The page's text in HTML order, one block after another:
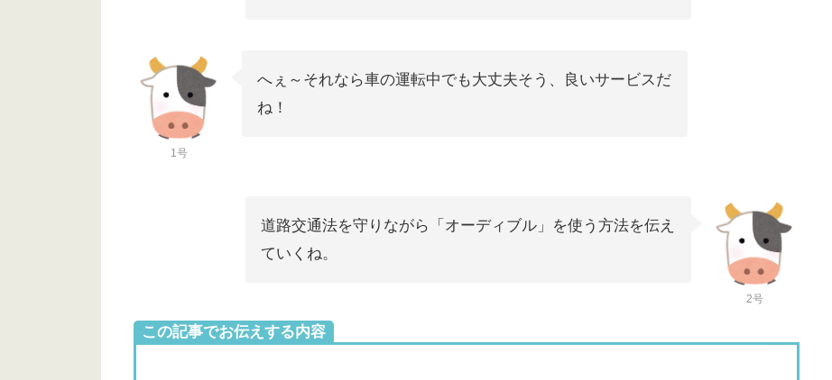
1号
へぇ～それなら車の運転中でも大丈夫そう、良いサービスだ
ね！
道路交通法を守りながら「オーディブル」を使う方法を伝え
ていくね。
2号
この記事でお伝えする内容